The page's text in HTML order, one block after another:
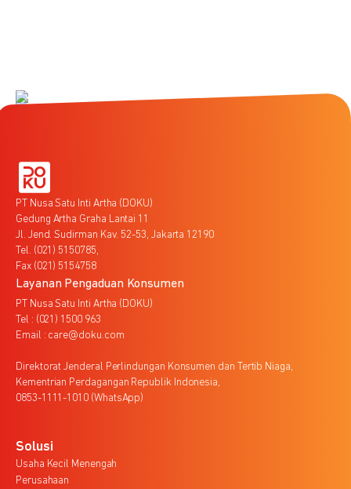
PT Nusa Satu Inti Artha (DOKU)
Gedung Artha Graha Lantai 11
Jl. Jend. Sudirman Kav. 52-53, Jakarta 12190
Tel. (021) 5150785,
Fax (021) 5154758
Layanan Pengaduan Konsumen
PT Nusa Satu Inti Artha (DOKU)
Tel : (021) 1500 963
Email : care@doku.com
Direktorat Jenderal Perlindungan Konsumen dan Tertib Niaga,
Kementrian Perdagangan Republik Indonesia,
0853-1111-1010 (WhatsApp)
Solusi
Usaha Kecil Menengah
Perusahaan